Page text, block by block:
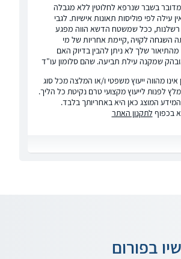
בשבר שנרפא לחלוטין ללא מגבלה
עילה לפי פוליסות תאונות אישיות. לגבי
רשלנות, ככל שמשטח הדשא הווה מפגע
השגחה לקויה ,קיימת אחריות של מי
שלך לא ניתן להבין בדיוק האם
שמקנה עילת תביעה. שהם סלומון עו"ד
מהווה ייעוץ משפטי ו/או המלצה מכל סוג
לפנות לייעוץ מקצועי טרם נקיטת כל הליך.
המוצג כאן היא באחריותך בלבד.
בכפוף לתקנון האתר
בפורום